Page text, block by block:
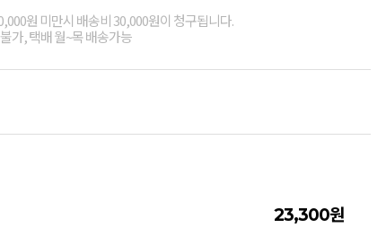
원 미만시 배송비 30,000원이 청구됩니다.
가, 택배 월~목 배송가능
23,300원